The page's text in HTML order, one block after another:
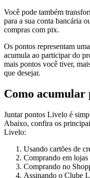
Você pode também
para a sua conta bancária
compras com pix.
Os pontos representam
acumula ao participar do
mais pontos você tiver,
que desejar.
Como acumular
Juntar pontos Livelo é
Abaixo, confira os
Livelo:
Usando cartões de
Comprando em lojas
Comprando no
Assinando o Clube